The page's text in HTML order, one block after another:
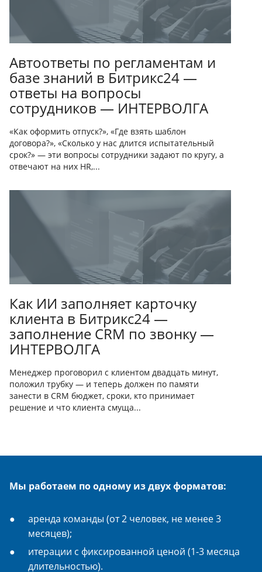
Автоответы по регламентам и
базе знаний в Битрикс24 —
ответы на вопросы
сотрудников — ИНТЕРВОЛГА
«Как оформить отпуск?», «Где взять шаблон
договора?», «Сколько у нас длится испытательный
срок?» — эти вопросы сотрудники задают по кругу, а
отвечают на них HR,...
Как ИИ заполняет карточку
клиента в Битрикс24 —
заполнение CRM по звонку —
ИНТЕРВОЛГА
Менеджер проговорил с клиентом двадцать минут,
положил трубку — и теперь должен по памяти
занести в CRM бюджет, сроки, кто принимает
решение и что клиента смуща...
Мы работаем по одному из двух форматов:
аренда команды (от 2 человек, не менее 3
месяцев);
итерации с фиксированной ценой (1-3 месяца
длительностью).